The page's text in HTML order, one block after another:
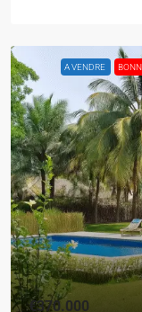
A VENDRE
€370.000